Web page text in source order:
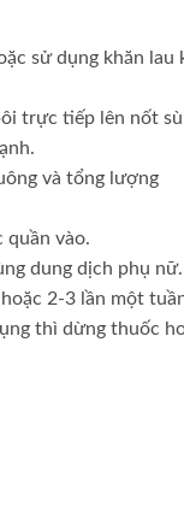
sử dụng khăn lau
trực tiếp lên nốt
và tổng lượng
quần vào.
dung dịch phụ nữ.
2-3 lần một
thì dừng thuốc